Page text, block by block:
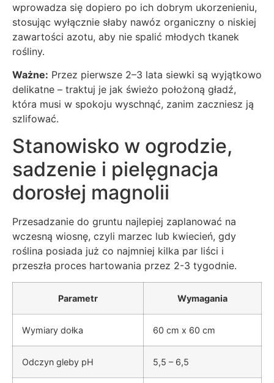
wprowadza się dopiero po ich dobrym ukorzenieniu,
stosując wyłącznie słaby nawóz organiczny o niskiej
zawartości azotu, aby nie spalić młodych tkanek
rośliny.
Ważne: Przez pierwsze 2–3 lata siewki są wyjątkowo
delikatne – traktuj je jak świeżo położoną gładź,
która musi w spokoju wyschnąć, zanim zaczniesz ją
szlifować.
Stanowisko w ogrodzie,
sadzenie i pielęgnacja
dorosłej magnolii
Przesadzanie do gruntu najlepiej zaplanować na
wczesną wiosnę, czyli marzec lub kwiecień, gdy
roślina posiada już co najmniej kilka par liści i
przeszła proces hartowania przez 2-3 tygodnie.
Parametr Wymagania
Wymiary dołka 60 cm x 60 cm
Odczyn gleby pH 5,5 – 6,5